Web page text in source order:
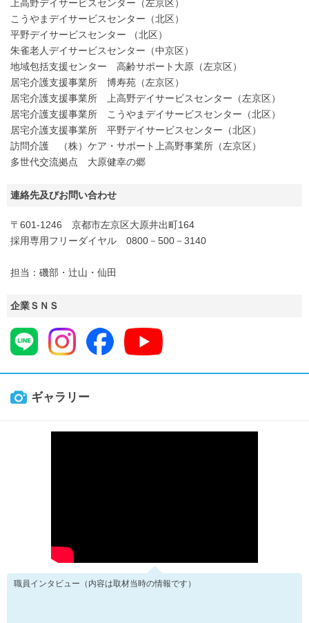
上高野デイサービスセンター（左京区）
こうやまデイサービスセンター（北区）
平野デイサービスセンター （北区）
朱雀老人デイサービスセンター（中京区）
地域包括支援センター 高齢サポート大原（左京区）
居宅介護支援事業所 博寿苑（左京区）
居宅介護支援事業所 上高野デイサービスセンター（左京区）
居宅介護支援事業所 こうやまデイサービスセンター（北区）
居宅介護支援事業所 平野デイサービスセンター（北区）
訪問介護 （株）ケア・サポート上高野事業所（左京区）
多世代交流拠点 大原健幸の郷
連絡先及びお問い合わせ
〒601-1246 京都市左京区大原井出町164
採用専用フリーダイヤル 0800－500－3140
担当：磯部・辻山・仙田
企業ＳＮＳ
ギャラリー
職員インタビュー（内容は取材当時の情報です）